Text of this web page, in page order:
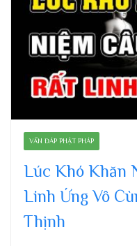
VẤN ĐÁP PHẬT PHÁP
Lúc Khó Khăn
Linh Ứng Vô
Thịnh